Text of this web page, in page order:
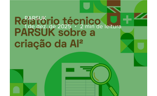
PARSUK
1 de dez. de 2025
2 min de leitura